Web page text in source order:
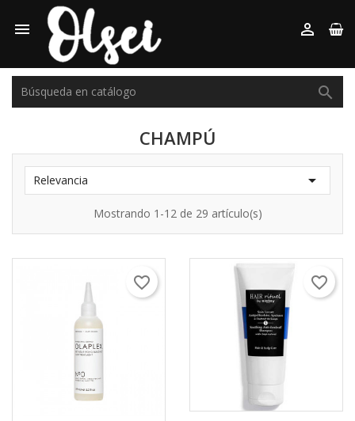
 

CHAMPÚ
Relevancia 
Mostrando 1-12 de 29 artículo(s)
favorite_border favorite_border